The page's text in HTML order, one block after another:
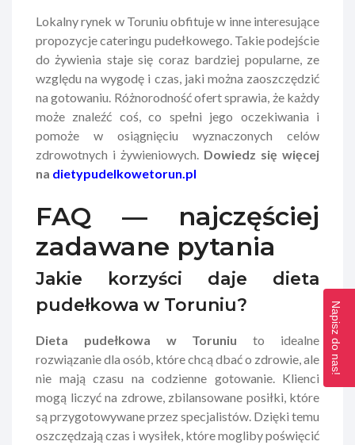
Lokalny rynek w Toruniu obfituje w inne interesujące
propozycje cateringu pudełkowego. Takie podejście
do żywienia staje się coraz bardziej popularne, ze
względu na wygodę i czas, jaki można zaoszczędzić
na gotowaniu. Różnorodność ofert sprawia, że każdy
może znaleźć coś, co spełni jego oczekiwania i
pomoże w osiągnięciu wyznaczonych celów
zdrowotnych i żywieniowych. Dowiedz się więcej
na dietypudelkowetorun.pl
FAQ — najczęściej
zadawane pytania
Jakie korzyści daje dieta
pudełkowa w Toruniu?
Dieta pudełkowa w Toruniu to idealne
rozwiązanie dla osób, które chcą dbać o zdrowie, ale
nie mają czasu na codzienne gotowanie. Klienci
mogą liczyć na zdrowe, zbilansowane posiłki, które
są przygotowywane przez specjalistów. Dzięki temu
oszczędzają czas i wysiłek, które mogliby poświęcić
Napisz do nas!